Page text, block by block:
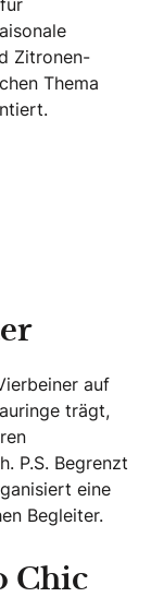
Zitronen-
Thema
auf
trägt,
P.S. Begrenzt
eine
Begleiter.
Chic